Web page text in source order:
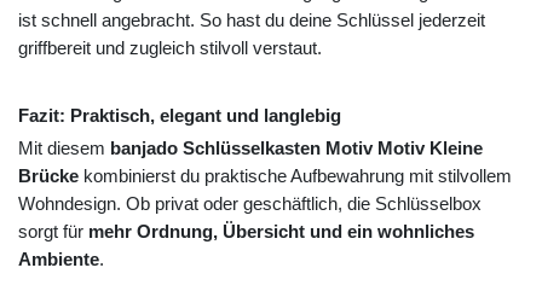
ist schnell angebracht. So hast du deine Schlüssel jederzeit
griffbereit und zugleich stilvoll verstaut.
Fazit: Praktisch, elegant und langlebig
Mit diesem banjado Schlüsselkasten Motiv Motiv Kleine
Brücke kombinierst du praktische Aufbewahrung mit stilvollem
Wohndesign. Ob privat oder geschäftlich, die Schlüsselbox
sorgt für mehr Ordnung, Übersicht und ein wohnliches
Ambiente.